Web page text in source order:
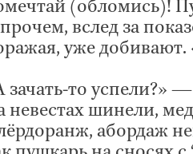
(обломись)!
вслед за
уже
зачать-то успели?»
невестах шинели,
абордаж